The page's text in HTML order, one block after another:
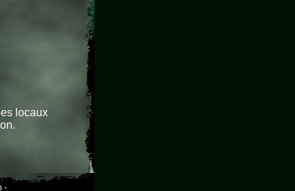
locaux
-